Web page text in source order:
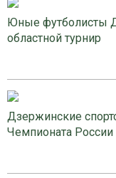
Юные футболисты
областной турнир
Дзержинские
Чемпионата